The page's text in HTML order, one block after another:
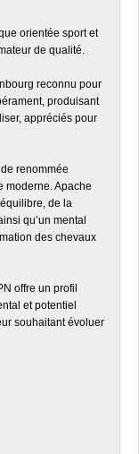
orientée sport et
de qualité.
reconnu pour
produisant
appréciés pour
renommée
moderne. Apache
de la
qu’un mental
des chevaux
offre un profil
et potentiel
souhaitant évoluer